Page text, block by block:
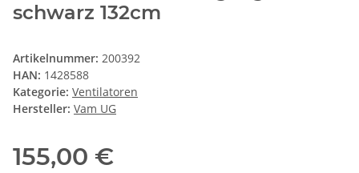
schwarz 132cm
Artikelnummer: 200392
HAN: 1428588
Kategorie: Ventilatoren
Hersteller: Vam UG
155,00 €